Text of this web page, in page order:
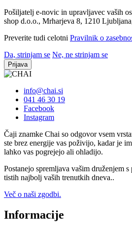
Pošiljatelj e-novic in upravljavec vaših
shop d.o.o., Mrharjeva 8, 1210
Preverite tudi celotni Pravilnik o
Da, strinjam se Ne, ne strinjam se
Prijava
info@chai.si
041 46 30 19
Facebook
Instagram
Čaji znamke Chai so odgovor vsem
ste brez energije vas poživijo, kadar je
lahko vas pogrejejo ali ohladijo.
Postanejo spremljava vašim druženjem
tistih najbolj vaših trenutkih dneva..
Več o naši zgodbi.
Informacije